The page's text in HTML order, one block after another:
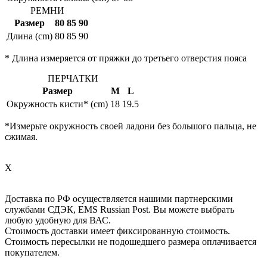
РЕМНИ
Размер
80 85 90
Длина (cm) 80 85 90
* Длина измеряется от пряжки до третьего отверстия пояса
ПЕРЧАТКИ
Размер
M
L
Окружность кисти* (cm) 18 19.5
*Измерьте окружность своей ладони без большого пальца, не
сжимая.
X
Доставка по РФ осуществляется нашими партнерскими
службами СДЭК, EMS Russian Post. Вы можете выбрать
любую удобную для ВАС.
Стоимость доставки имеет фиксированную стоимость.
Стоимость пересылки не подошедшего размера оплачивается
покупателем.